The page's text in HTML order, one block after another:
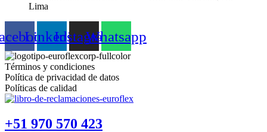
Lima
LinkedinInstagramWhatsapp
Términos y condiciones
Política de privacidad de datos
Políticas de calidad
+51 970 570 423